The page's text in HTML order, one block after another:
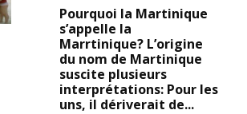
Pourquoi la Martinique
s’appelle la
Marrtinique? L’origine
du nom de Martinique
suscite plusieurs
interprétations: Pour les
uns, il dériverait de...